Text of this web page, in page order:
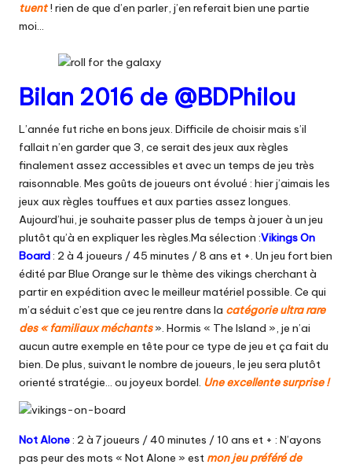
tuent! rien de que d’en parler, j’en referait bien une partie
moi…
Bilan 2016 de @BDPhilou
L’année fut riche en bons jeux. Difficile de choisir mais s’il
fallait n’en garder que 3, ce serait des jeux aux règles
finalement assez accessibles et avec un temps de jeu très
raisonnable. Mes goûts de joueurs ont évolué : hier j’aimais les
jeux aux règles touffues et aux parties assez longues.
Aujourd’hui, je souhaite passer plus de temps à jouer à un jeu
plutôt qu’à en expliquer les règles.Ma sélection :Vikings On
Board: 2 à 4 joueurs / 45 minutes / 8 ans et +. Un jeu fort bien
édité par Blue Orange sur le thème des vikings cherchant à
partir en expédition avec le meilleur matériel possible. Ce qui
m’a séduit c’est que ce jeu rentre dans la catégorie ultra rare
des « familiaux méchants». Hormis « The Island », je n’ai
aucun autre exemple en tête pour ce type de jeu et ça fait du
bien. De plus, suivant le nombre de joueurs, le jeu sera plutôt
orienté stratégie… ou joyeux bordel. Une excellente surprise !
Not Alone: 2 à 7 joueurs / 40 minutes / 10 ans et + : N’ayons
pas peur des mots « Not Alone » est mon jeu préféré de